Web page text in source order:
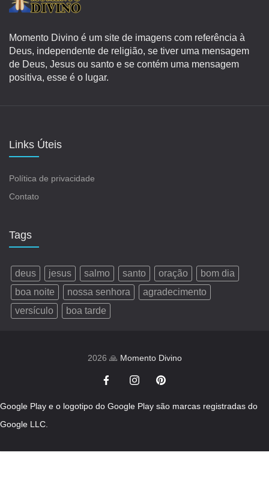
Momento Divino é um site de imagens com referência à
Deus, independente de religião, se tiver uma mensagem
de Deus, Jesus ou santo e se contém uma mensagem
positiva, esse é o lugar.
Links Úteis
Política de privacidade
Contato
Tags
deus jesus salmo santo oração
bom dia
boa noite
nossa senhora
agradecimento
versículo
boa tarde
2026 🙏 Momento Divino
Google Play e o logotipo do Google Play são marcas registradas do
Google LLC.